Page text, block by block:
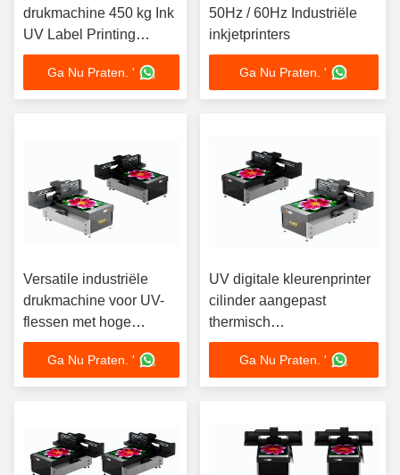
drukmachine 450 kg Ink
UV Label Printing
Machine
Ga Nu Praten. '
50Hz / 60Hz Industriële
inkjetprinters
Ga Nu Praten. '
Versatile industriële
drukmachine voor UV-
flessen met hoge
precisie
Ga Nu Praten. '
UV digitale kleurenprinter
cilinder aangepast
thermisch
overdrachtslabelprinter
Ga Nu Praten. '